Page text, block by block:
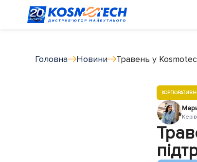
Головна Новини Травень у